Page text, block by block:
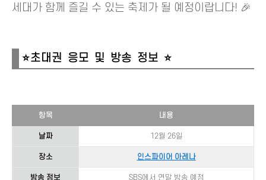
세대가 함께 즐길 수 있는 축제가 될 예정이랍니다! 🎉
⭐초대권 응모 및 방송 정보 ⭐
항목 내용
날짜 12월 26일
장소 인스파이어 아레나
방송 정보 SBS에서 연말 방송 예정